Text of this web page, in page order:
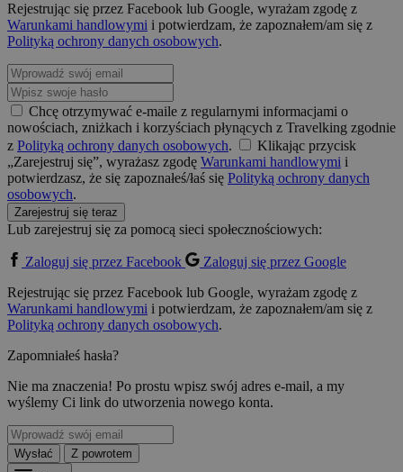
Rejestrując się przez Facebook lub Google, wyrażam zgodę z
Warunkami handlowymi i potwierdzam, że zapoznałem/am się z
Polityką ochrony danych osobowych.
Chcę otrzymywać e-maile z regularnymi informacjami o
nowościach, zniżkach i korzyściach płynących z Travelking zgodnie
z Polityką ochrony danych osobowych.
Klikając przycisk
„Zarejestruj się”, wyrażasz zgodę Warunkami handlowymi i
potwierdzasz, że się zapoznałeś/łaś się Polityką ochrony danych
osobowych.
Zarejestruj się teraz
Lub zarejestruj się za pomocą sieci społecznościowych:
Zaloguj się przez Facebook
Zaloguj się przez Google
Rejestrując się przez Facebook lub Google, wyrażam zgodę z
Warunkami handlowymi i potwierdzam, że zapoznałem/am się z
Polityką ochrony danych osobowych.
Zapomniałeś hasła?
Nie ma znaczenia! Po prostu wpisz swój adres e-mail, a my
wyślemy Ci link do utworzenia nowego konta.
Wysłać
Z powrotem